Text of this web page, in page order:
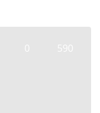
0 590